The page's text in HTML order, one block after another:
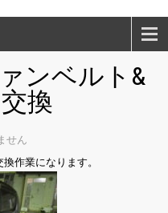
ンベルト&
換
せん
作業になります。